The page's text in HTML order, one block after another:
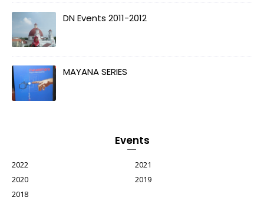
DN Events 2011-2012
MAYANA SERIES
Events
2022
2021
2020
2019
2018